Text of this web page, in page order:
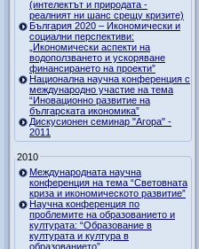
(интелектът и природата -
реалният ни шанс срещу кризите)
България 2020 – Икономически и
социални перспективи:
„Икономически аспекти на
водоползването и ускоряване
финансирането на проекти”
Национална научна конференция с
международно участие на тема
“Иновационно развитие на
българската икономика”
Дискусионен семинар "Агора" -
2011
2010
Международната научна
конференция на тема “Световната
криза и икономическото развитие”
Научна конференция по
проблемите на образованието и
културата: “Образование в
културата и култура в
образованието”